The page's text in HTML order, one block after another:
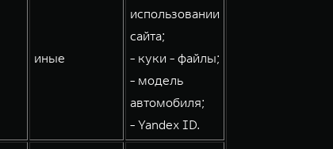
иные
использовании
сайта;
- куки - файлы;
- модель
автомобиля;
- Yandex ID.